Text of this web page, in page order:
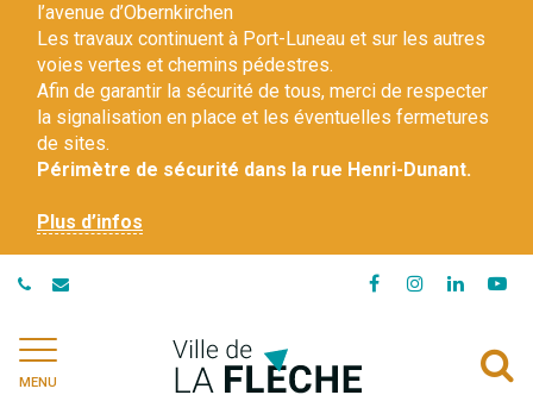
l’avenue d’Obernkirchen
Les travaux continuent à Port-Luneau et sur les autres
voies vertes et chemins pédestres.
Afin de garantir la sécurité de tous, merci de respecter
la signalisation en place et les éventuelles fermetures
de sites.
Périmètre de sécurité dans la rue Henri-Dunant.
Plus d’infos
Lien
Lien
compte
Instagram
Lien
compte
MENU